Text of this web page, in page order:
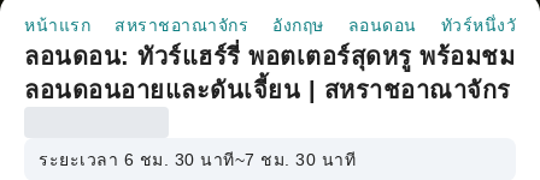
หน้าแรก สหราชอาณาจักร อังกฤษ ลอนดอน ทัวร์หนึ่งวัน
ลอนดอน: ทัวร์แฮร์รี่ พอตเตอร์สุดหรู พร้อมชม
ลอนดอนอายและดันเจี้ยน | สหราชอาณาจักร
ระยะเวลา 6 ชม. 30 นาที~7 ชม. 30 นาที